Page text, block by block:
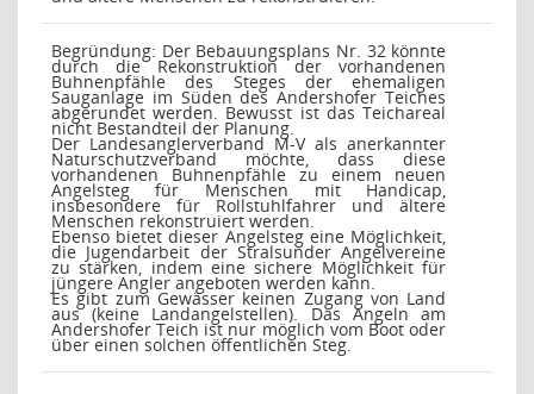
Begründung: Der Bebauungsplans Nr. 32 könnte
durch die Rekonstruktion der vorhandenen
Buhnenpfähle des Steges der ehemaligen
Sauganlage im Süden des Andershofer Teiches
abgerundet werden. Bewusst ist das Teichareal
nicht Bestandteil der Planung.
Der Landesanglerverband M-V als anerkannter
Naturschutzverband möchte, dass diese
vorhandenen Buhnenpfähle zu einem neuen
Angelsteg für Menschen mit Handicap,
insbesondere für Rollstuhlfahrer und ältere
Menschen rekonstruiert werden.
Ebenso bietet dieser Angelsteg eine Möglichkeit,
die Jugendarbeit der Stralsunder Angelvereine
zu stärken, indem eine sichere Möglichkeit für
jüngere Angler angeboten werden kann.
Es gibt zum Gewässer keinen Zugang von Land
aus (keine Landangelstellen). Das Angeln am
Andershofer Teich ist nur möglich vom Boot oder
über einen solchen öffentlichen Steg.